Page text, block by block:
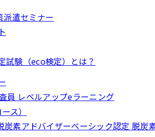
遣セミナー
試験（eco検定）とは？
員 レベルアップeラーニング
ス）
炭素アドバイザーベーシック認定 脱炭